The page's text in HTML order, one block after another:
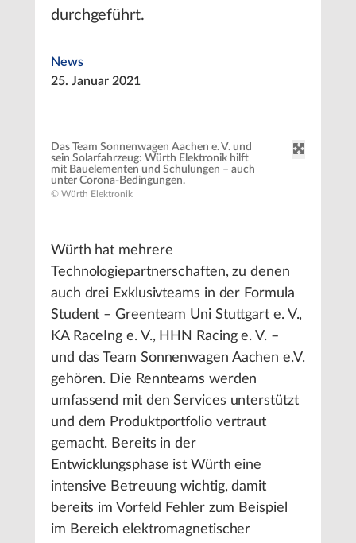
durchgeführt.
News
25. Januar 2021
Das Team Sonnenwagen Aachen e. V. und
sein Solarfahrzeug: Würth Elektronik hilft
mit Bauelementen und Schulungen – auch
unter Corona-Bedingungen.
© Würth Elektronik
Würth hat mehrere
Technologiepartnerschaften, zu denen
auch drei Exklusivteams in der Formula
Student – Greenteam Uni Stuttgart e. V.,
KA RaceIng e. V., HHN Racing e. V. –
und das Team Sonnenwagen Aachen e.V.
gehören. Die Rennteams werden
umfassend mit den Services unterstützt
und dem Produktportfolio vertraut
gemacht. Bereits in der
Entwicklungsphase ist Würth eine
intensive Betreuung wichtig, damit
bereits im Vorfeld Fehler zum Beispiel
im Bereich elektromagnetischer